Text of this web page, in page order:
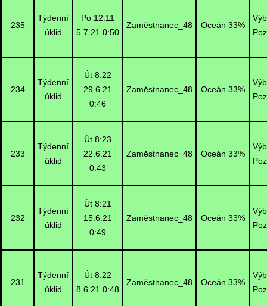
235
Týdenní
úklid
Po 12:11
5.7.21 0:50
Zaměstnanec_48 Oceán 33%
234
Týdenní
úklid
Út 8:22
29.6.21
0:46
Zaměstnanec_48 Oceán 33%
233
Týdenní
úklid
Út 8:23
22.6.21
0:43
Zaměstnanec_48 Oceán 33%
232
Týdenní
úklid
Út 8:21
15.6.21
0:49
Zaměstnanec_48 Oceán 33%
231
Týdenní
úklid
Út 8:22
8.6.21 0:48
Zaměstnanec_48 Oceán 33%